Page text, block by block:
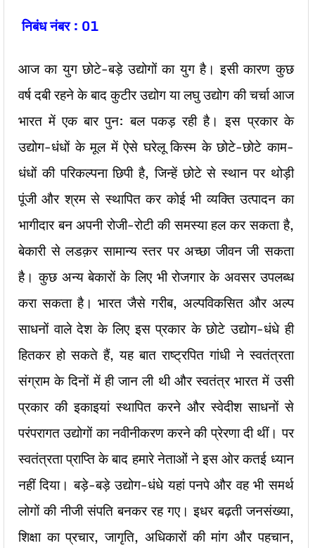
निबंध नंबर : 01
आज का युग छोटे-बड़े उद्योगों का युग है। इसी कारण कुछ
वर्ष दबी रहने के बाद कुटीर उद्योग या लघु उद्योग की चर्चा आज
भारत में एक बार पुन: बल पकड़ रही है। इस प्रकार के
उद्योग-धंधों के मूल में ऐसे घरेलू किस्म के छोटे-छोटे काम-
धंधों की परिकल्पना छिपी है, जिन्हें छोटे से स्थान पर थोड़ी
पूंजी और श्रम से स्थापित कर कोई भी व्यक्ति उत्पादन का
भागीदार बन अपनी रोजी-रोटी की समस्या हल कर सकता है,
बेकारी से लडक़र सामान्य स्तर पर अच्छा जीवन जी सकता
है। कुछ अन्य बेकारों के लिए भी रोजगार के अवसर उपलब्ध
करा सकता है। भारत जैसे गरीब, अल्पविकसित और अल्प
साधनों वाले देश के लिए इस प्रकार के छोटे उद्योग-धंधे ही
हितकर हो सकते हैं, यह बात राष्ट्रपित गांधी ने स्वतंत्रता
संग्राम के दिनों में ही जान ली थी और स्वतंत्र भारत में उसी
प्रकार की इकाइयां स्थापित करने और स्वेदीश साधनों से
परंपरागत उद्योगों का नवीनीकरण करने की प्रेरणा दी थीं। पर
स्वतंत्रता प्राप्ति के बाद हमारे नेताओं ने इस ओर कतई ध्यान
नहीं दिया। बड़े-बड़े उद्योग-धंधे यहां पनपे और वह भी समर्थ
लोगों की नीजी संपति बनकर रह गए। इधर बढ़ती जनसंख्या,
शिक्षा का प्रचार, जागृति, अधिकारों की मांग और पहचान,